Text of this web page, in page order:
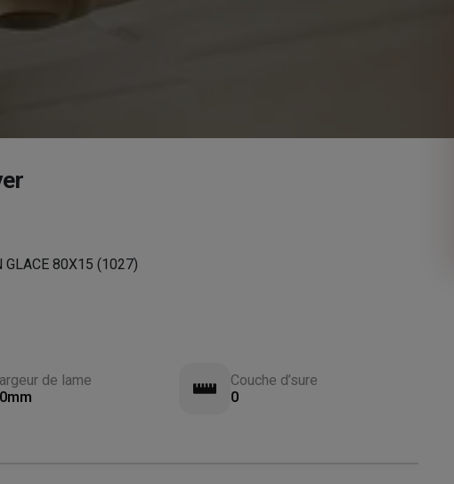
GLACE 80X15 (1027)
de lame
Couche d’sure
0